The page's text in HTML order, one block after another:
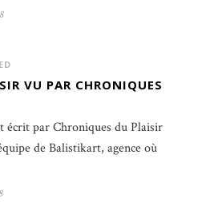
VU PAR CHRONIQUES
écrit par Chroniques du Plaisir
de Balistikart, agence où